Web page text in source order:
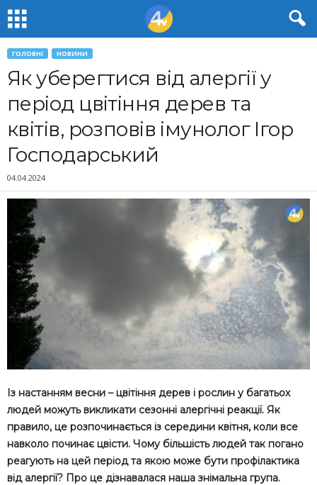
ГОЛОВНІ НОВИНИ
Як уберегтися від алергії у
період цвітіння дерев та
квітів, розповів імунолог Ігор
Господарський
04.04.2024
Із настанням весни – цвітіння дерев і рослин у багатьох
людей можуть викликати сезонні алергічні реакції. Як
правило, це розпочинається із середини квітня, коли все
навколо починає цвісти. Чому більшість людей так погано
реагують на цей період та якою може бути профілактика
від алергії? Про це дізнавалася наша знімальна група.